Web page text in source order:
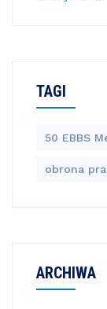
TAGI
50 EBBS
obrona
ARCHIWA